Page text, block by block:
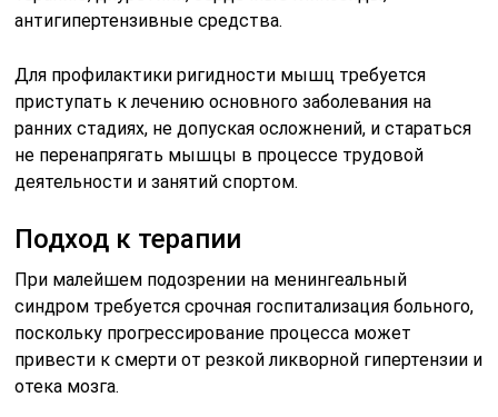
антибиотикотерапия (препарат и его дозировка
назначается в зависимости от возбудителя
заболевания);
терапия, направленная на устранение основного
дезинтоксикация организма;
дегидратационная терапия;
противосудорожное лечение;
гормональная терапия;
симптоматическая терапия.